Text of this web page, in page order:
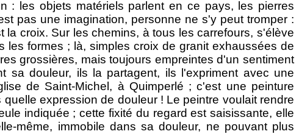
: les objets matériels parlent en ce pays, les pierres
pas une imagination, personne ne s'y peut tromper :
croix. Sur les chemins, à tous les carrefours, s'élève
formes ; là, simples croix de granit exhaussées de
grossières, mais toujours empreintes d'un sentiment
sa douleur, ils la partagent, ils l'expriment avec une
de Saint-Michel, à Quimperlé ; c'est une peinture
expression de douleur ! Le peintre voulait rendre
indiquée ; cette fixité du regard est saisissante, elle
même, immobile dans sa douleur, ne pouvant plus